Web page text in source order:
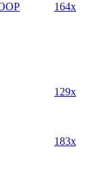
164x
129x
183x